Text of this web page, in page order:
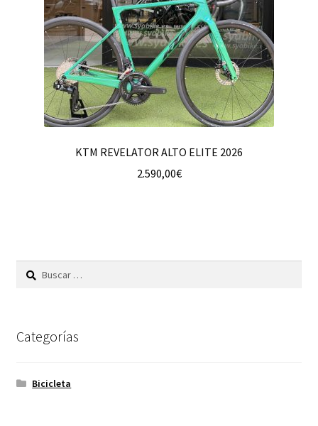
KTM REVELATOR ALTO ELITE 2026
2.590,00€
Buscar:
Categorías
Bicicleta